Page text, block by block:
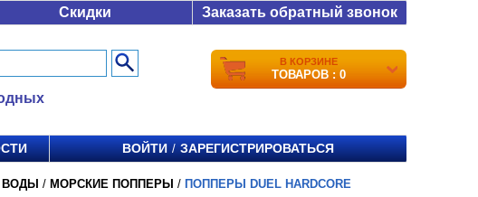
Скидки Заказать обратный звонок
В КОРЗИНЕ
ТОВАРОВ : 0
ВОЙТИ / ЗАРЕГИСТРИРОВАТЬСЯ
ВОДЫ / МОРСКИЕ ПОППЕРЫ / ПОППЕРЫ DUEL HARDCORE